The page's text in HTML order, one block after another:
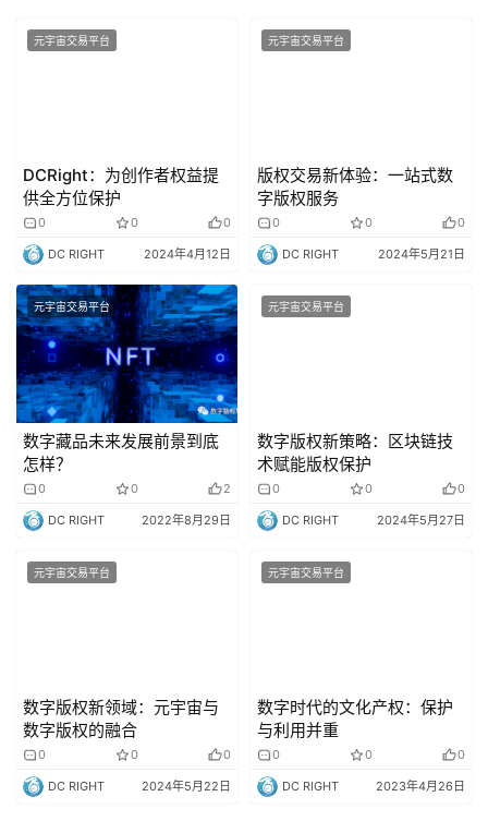
元宇宙交易平台
DCRight：为创作者权益提
供全方位保护
0 0 0
DC RIGHT 2024年4月12日
元宇宙交易平台
版权交易新体验：一站式数
字版权服务
0 0 0
DC RIGHT 2024年5月21日
元宇宙交易平台
数字藏品未来发展前景到底
怎样？
0 0 2
DC RIGHT 2022年8月29日
元宇宙交易平台
数字版权新策略：区块链技
术赋能版权保护
0 0 0
DC RIGHT 2024年5月27日
元宇宙交易平台
数字版权新领域：元宇宙与
数字版权的融合
0 0 0
DC RIGHT 2024年5月22日
元宇宙交易平台
数字时代的文化产权：保护
与利用并重
0 0 0
DC RIGHT 2023年4月26日